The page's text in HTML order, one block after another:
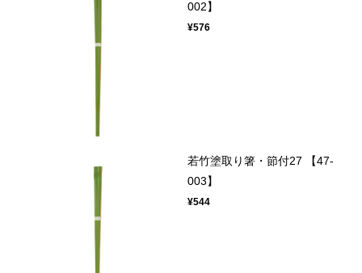
002】
¥576
若竹塗取り箸・節付27 【47-
003】
¥544